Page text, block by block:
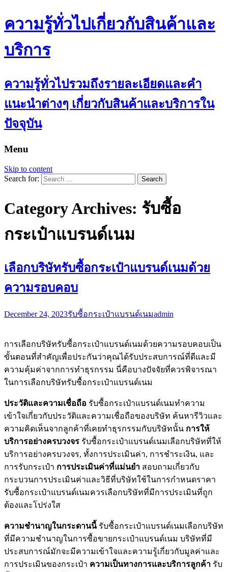
ความรู้ทั่วไปเกี่ยวกับสินค้าและ
บริการ
ความรู้ทั่วไปรวมถึงรายละเอียดและคำ
แนะนำต่างๆ เกี่ยวกับสินค้าและบริการใน
ปัจจุบัน
Menu
Skip to content
Search for:
Category Archives: รับซื้อ
กระเป๋าแบรนด์เนม
เลือกบริษัทรับซื้อกระเป๋าแบรนด์เนมด้วย
ความรอบคอบ
December 24, 2023รับซื้อกระเป๋าแบรนด์เนมadmin
การเลือกบริษัทรับซื้อกระเป๋าแบรนด์เนมด้วยความรอบคอบเป็น
ขั้นตอนที่สำคัญเพื่อประกันว่าคุณได้รับประสบการณ์ที่ดีและมี
ความคุ้มค่าจากการทำธุรกรรม นี่คือบางปัจจัยที่ควรพิจารณา
ในการเลือกบริษัทรับซื้อกระเป๋าแบรนด์เนม
ประวัติและความเชื่อถือ รับซื้อกระเป๋าแบรนด์เนมทำความ
เข้าใจเกี่ยวกับประวัติและความเชื่อถือของบริษัท ค้นหารีวิวและ
ความคิดเห็นจากลูกค้าที่เคยทำธุรกรรมกับบริษัทนั้น การให้
บริการอย่างครบวงจร รับซื้อกระเป๋าแบรนด์เนมเลือกบริษัทที่ให้
บริการอย่างครบวงจร, ทั้งการประเมินค่า, การชำระเงิน, และ
การรับกระเป๋า การประเมินค่าที่แม่นยำ สอบถามเกี่ยวกับ
กระบวนการประเมินค่าและวิธีที่บริษัทใช้ในการกำหนดราคา
รับซื้อกระเป๋าแบรนด์เนมควรเลือกบริษัทที่มีการประเมินที่ถูก
ต้องและโปร่งใส
ความชำนาญในกระดานนี้รับซื้อกระเป๋าแบรนด์เนมเลือกบริษัท
ที่มีความชำนาญในการซื้อขายกระเป๋าแบรนด์เนม บริษัทที่มี
ประสบการณ์มักจะมีความเข้าใจและความรู้เกี่ยวกับมูลค่าและ
การประเมินของกระเป๋า ความเป็นทางการและบริการลูกค้า รับ